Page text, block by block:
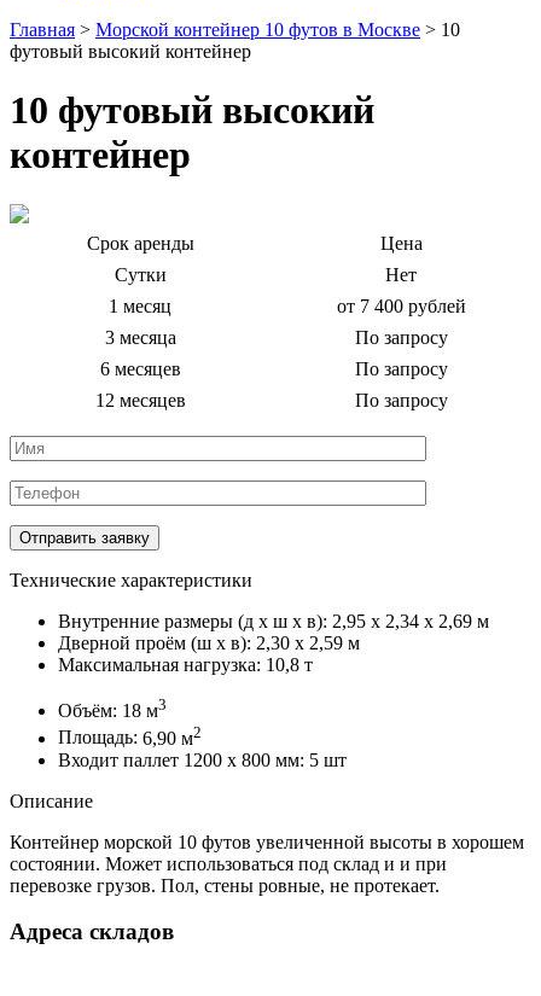
Главная > Морской контейнер 10 футов в Москве > 10
футовый высокий контейнер
10 футовый высокий
контейнер
Срок аренды
Цена
Сутки
Нет
1 месяц
от 7 400 рублей
3 месяца
По запросу
6 месяцев
По запросу
12 месяцев
По запросу
Технические характеристики
Внутренние размеры (д х ш х в): 2,95 х 2,34 х 2,69 м
Дверной проём (ш х в): 2,30 х 2,59 м
Максимальная нагрузка: 10,8 т
Объём: 18 м3
Площадь: 6,90 м2
Входит паллет 1200 х 800 мм: 5 шт
Описание
Контейнер морской 10 футов увеличенной высоты в хорошем
состоянии. Может использоваться под склад и и при
перевозке грузов. Пол, стены ровные, не протекает.
Адреса складов